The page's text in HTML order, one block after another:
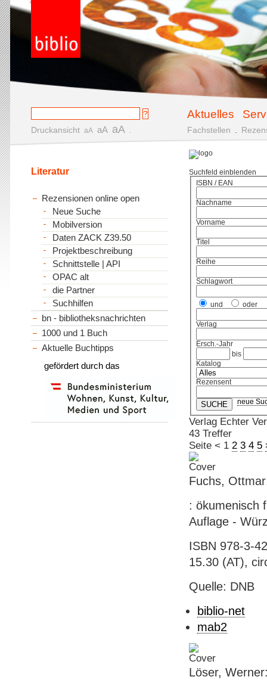
Aktuelles
Druckansicht aA aA aA Fachstellen
Suchfeld einblenden
ISBN / EAN
Nachname
Vorname
Titel
Reihe
Schlagwort
und oder
Verlag
Ersch.-Jahr
bis
Katalog
Rezensent
neue
Verlag Echter
43 Treffer
Seite < 1 2 3 4 5
Fuchs,
: ökumenisch
Auflage -
ISBN 978-3-
15.30 (AT),
Quelle: DNB
biblio-net
mab2
Löser,
Literatur
Rezensionen online open
Neue Suche
Mobilversion
Daten ZACK Z39.50
Projektbeschreibung
Schnittstelle | API
OPAC alt
die Partner
Suchhilfen
bn - bibliotheksnachrichten
1000 und 1 Buch
Aktuelle Buchtipps
gefördert durch das